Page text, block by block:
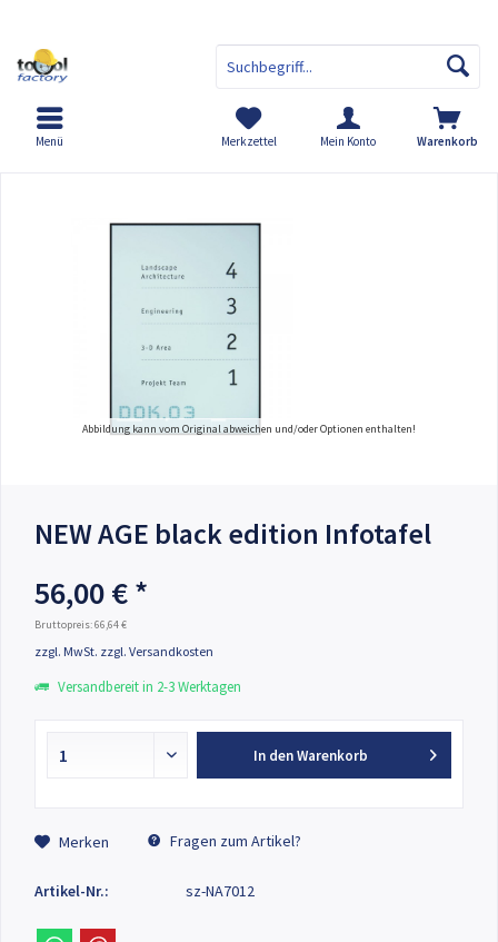
Warenkorb
Merkzettel Mein Konto
Menü
Abbildung kann vom Original abweichen und/oder Optionen enthalten!
NEW AGE black edition Infotafel
56,00 € *
Bruttopreis: 66,64 €
zzgl. MwSt. zzgl. Versandkosten
Versandbereit in 2-3 Werktagen
In denWarenkorb
Merken Fragen zum Artikel?
Artikel-Nr.: sz-NA7012